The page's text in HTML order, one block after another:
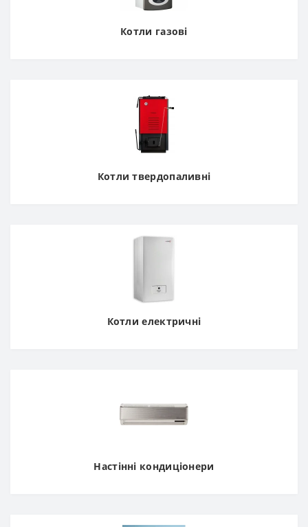
Котли газові
Котли твердопаливні
Котли електричні
Настінні кондиціонери